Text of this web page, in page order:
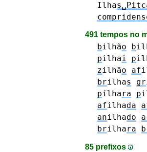
Ilha
491 tempos no
bilhão b
pilhai p
zilhão af
brilhas gr
pílhara p
afilhada
anilhado
brilhara
85 prefixos